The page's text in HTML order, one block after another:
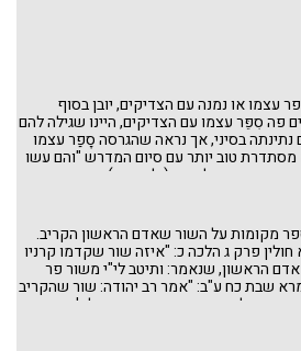
עצמו או נמנה עם הצדיקים, יובן בסוף
פה סִפֵּר עצמו עם הצדיקים, היינו שגילה להם
נתינתה בסיני, אך נראה שהגרסה סָפַר עצמו
טוב יותר עם סיום המדרש "והם עשו
שבחם שהגיעו לתורה (ולאמונה) מעצמם
מקומות על השור שאדם הראשון הקריב.
פרק ג הלכה כ: "איזה שור שקדמו קרניו
הראשון, שנאמר: ותיטב לי"י משור פר
שבת כח ע"ב: "אמר רב יהודה: שור שהקריב
היתה לו במצחו, שנאמר: ותיטב לה' משור פר